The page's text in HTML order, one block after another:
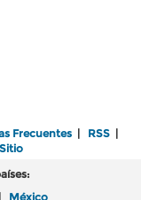
Frecuentes | RSS |
| México